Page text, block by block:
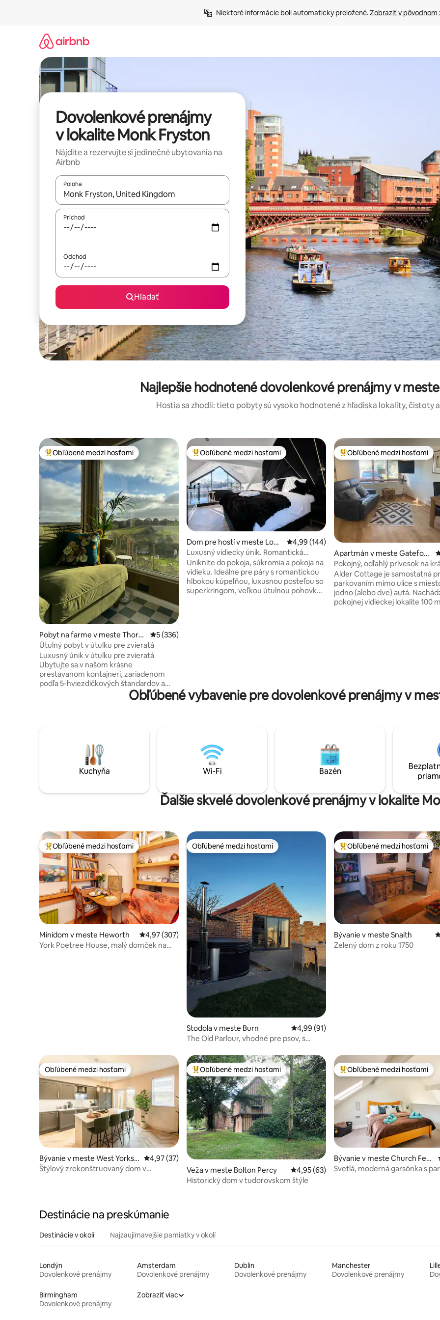
Niektoré informácie boli automaticky preložené. Zobraziť v pôvodnom
Dovolenkové prenájmy
v lokalite Monk Fryston
Nájdite a rezervujte si jedinečné ubytovania na
Airbnb
Poloha
Keď budú výsledky k dispozícii, môžete si ich prechádzať pomocou klávesov so šípkami nahor a nadol alebo ich
Príchod
Odchod
Hľadať
Najlepšie hodnotené dovolenkové prenájmy v
Hostia sa zhodli: tieto pobyty sú vysoko hodnotené z hľadiska lokality, čistoty
Najobľúbenejšie medzi hosťami
Obľúbené medzi hosťami
Pobyt na farme v meste Thorn
hill
Priemerné ohodnotenie 5 z 5, počet hodnotení: 336
5 (336)
Útulný pobyt v útulku pre zvieratá
Luxusný únik v útulku pre zvieratá
Ubytujte sa v našom krásne
prestavanom kontajneri, zariadenom
podľa 5-hviezdičkových štandardov a
umiestnenom v srdci nášho svätyne. Pri
bráne vás privíta našich 5 zachránených
vysokorýchlostnému internetu
zostanete v spojení, zatiaľ čo vaša
súkromná oáza vonku ponúka vírivku, gril
a jedálenský kút. Ideálne na oddych alebo
zachránenými zvieratami.
Najobľúbenejšie medzi hosťami
Obľúbené medzi hosťami
Dom pre hostí v meste Long
Drax
Priemerné ohodnotenie 4,99 z 5, počet
4,99 (144)
Luxusný vidiecky únik. Romantická
kúpeľňa
Uniknite do pokoja, súkromia a pokoja na
vidieku. Ideálne pre páry s romantickou
hlbokou kúpeľňou, luxusnou posteľou so
superkringom, veľkou útulnou pohovkou
Najobľúbenejšie medzi hosťami
Obľúbené medzi hosťami
Apartmán v meste Gatefort
h
Pokojný, odľahlý prívesok na
vidieku.
Alder Cottage je samostatná
parkovaním mimo ulice s
jedno (alebo dve) autá.
pokojnej vidieckej lokalite 100
menu.
Obľúbené vybavenie pre dovolenkové prenájmy v
Kuchyňa Wi-Fi Bazén
Ďalšie skvelé dovolenkové prenájmy v lokalite
Najobľúbenejšie medzi hosťami
Obľúbené medzi hosťami
Minidom v meste Heworth Priemerné ohodnotenie 4,97 z 5, počet hodnotení: 307
4,97 (307)
York Poetree House, malý domček na
Obľúbené medzi hosťami
Obľúbené medzi hosťami
Stodola v meste Burn Priemerné ohodnotenie 4,99 z 5, počet
4,99 (91)
The Old Parlour, vhodné pre psov, s
Najobľúbenejšie medzi hosťami
Obľúbené medzi hosťami
Bývanie v meste Snaith
Zelený dom z roku 1750
Obľúbené medzi hosťami
Obľúbené medzi hosťami
Bývanie v meste West Yorkshi
re
Priemerné ohodnotenie 4,97 z 5, počet hodnotení: 37
4,97 (37)
Štýlový zrekonštruovaný dom v
Najobľúbenejšie medzi hosťami
Obľúbené medzi hosťami
Veža v meste Bolton Percy Priemerné ohodnotenie 4,95 z 5, počet
4,95 (63)
Historický dom v tudorovskom štýle
Najobľúbenejšie medzi hosťami
Obľúbené medzi hosťami
Bývanie v meste Church Fent
on
Svetlá, moderná garsónka s
Destinácie na preskúmanie
Destinácie v okolí Najzaujímavejšie pamiatky v okolí
Londýn
Dovolenkové prenájmy
Amsterdam
Dovolenkové prenájmy
Dublin
Dovolenkové prenájmy
Manchester
Dovolenkové prenájmy
Birmingham
Dovolenkové prenájmy
Zobraziť viac